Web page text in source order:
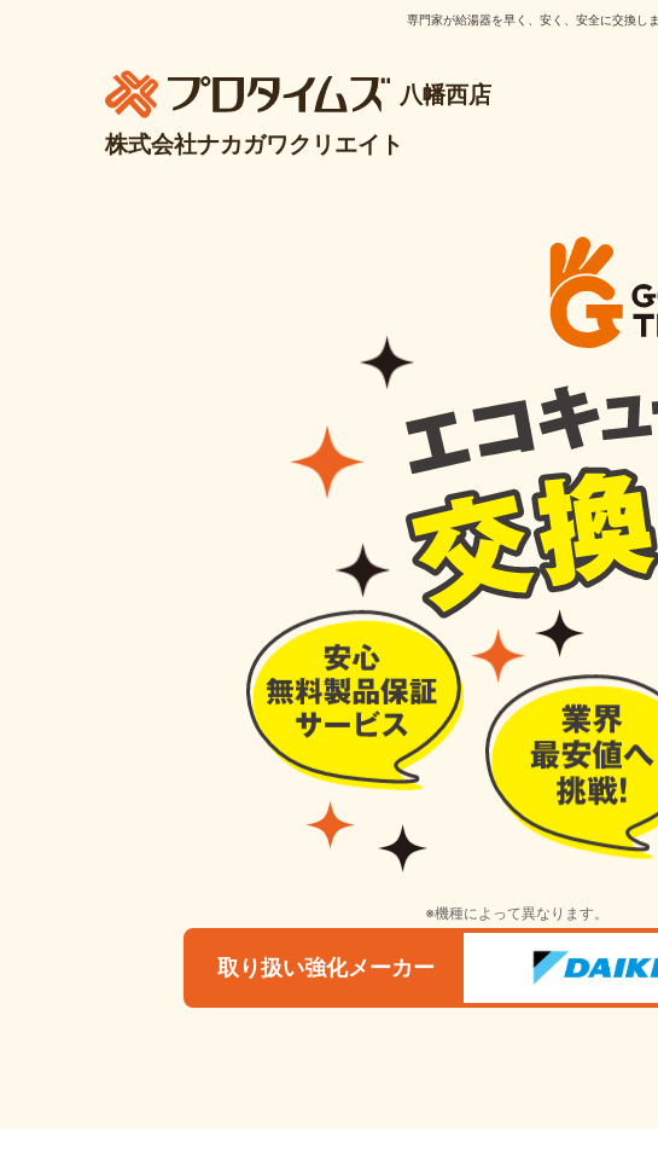
専門家が給湯器を早く、安く、安全に交換し
八幡西店
株式会社ナカガワクリエイト
※機種によって異なります。
取り扱い強化メーカー